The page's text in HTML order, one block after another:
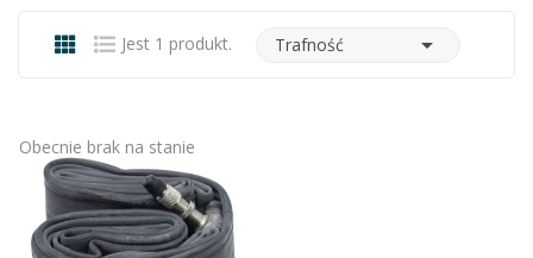
Jest 1 produkt. Trafność 
Obecnie brak na stanie